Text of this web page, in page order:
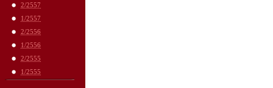
2/2557
1/2557
2/2556
1/2556
2/2555
1/2555